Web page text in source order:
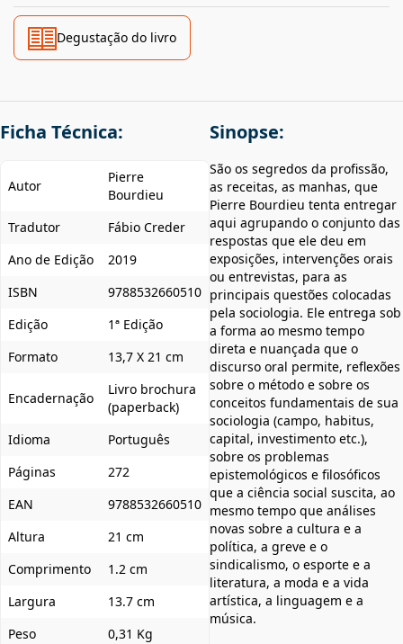
Degustação do livro
Ficha Técnica:
Autor
Pierre
Bourdieu
Tradutor
Fábio Creder
Ano de Edição
2019
ISBN
9788532660510
Edição
1ª Edição
Formato
13,7 X 21 cm
Encadernação
Livro brochura
(paperback)
Idioma
Português
Páginas
272
EAN
9788532660510
Altura
21 cm
Comprimento
1.2 cm
Largura
13.7 cm
Peso
0,31 Kg
Sinopse:
São os segredos da profissão,
as receitas, as manhas, que
Pierre Bourdieu tenta entregar
aqui agrupando o conjunto das
respostas que ele deu em
exposições, intervenções orais
ou entrevistas, para as
principais questões colocadas
pela sociologia. Ele entrega sob
a forma ao mesmo tempo
direta e nuançada que o
discurso oral permite, reflexões
sobre o método e sobre os
conceitos fundamentais de sua
sociologia (campo, habitus,
capital, investimento etc.),
sobre os problemas
epistemológicos e filosóficos
que a ciência social suscita, ao
mesmo tempo que análises
novas sobre a cultura e a
política, a greve e o
sindicalismo, o esporte e a
literatura, a moda e a vida
artística, a linguagem e a
música.